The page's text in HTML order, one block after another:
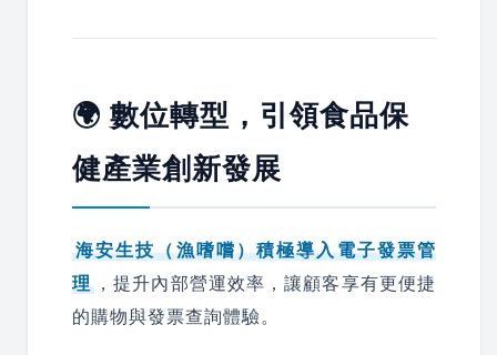
🌍 數位轉型，引領食品保
健產業創新發展
海安生技（漁嗜嚐）積極導入電子發票管
理 ，提升內部營運效率，讓顧客享有更便捷
的購物與發票查詢體驗。